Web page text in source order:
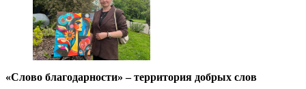
«Слово благодарности» – территория добрых слов